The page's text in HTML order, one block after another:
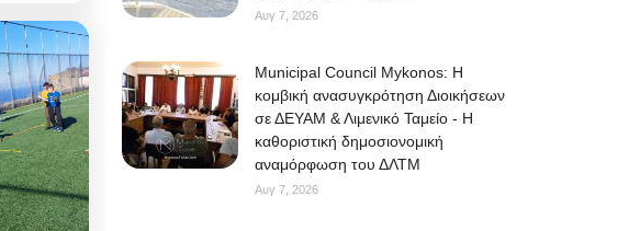
Αυγ 7, 2026
Municipal Council Mykonos: Η
κομβική ανασυγκρότηση Διοικήσεων
σε ΔΕΥΑΜ & Λιμενικό Ταμείο - Η
καθοριστική δημοσιονομική
αναμόρφωση του ΔΛΤΜ
Αυγ 7, 2026